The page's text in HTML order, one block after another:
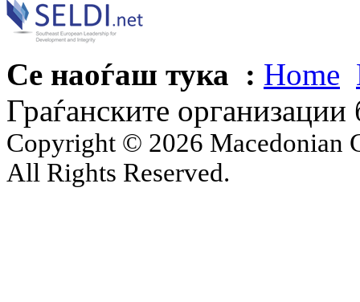
Се наоѓаш тука : Home
Граѓанските
Copyright © 2026 Macedonian
All Rights Reserved.